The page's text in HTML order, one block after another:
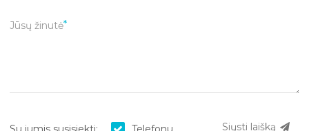
Jūsų žinutė
Siųsti laišką